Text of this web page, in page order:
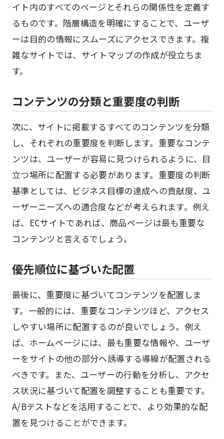
イト内のすべてのページとそれらの関係性を定義す
るものです。階層構造を明確にすることで、ユーザ
ーは目的の情報にスムーズにアクセスできます。複
雑なサイトでは、サイトマップの作成が役立ちま
す。
コンテンツの分類と重要度の判断
次に、サイトに掲載するすべてのコンテンツを分類
し、それぞれの重要度を判断します。重要なコンテ
ンツは、ユーザーが容易に見つけられるように、目
立つ場所に配置する必要があります。重要度の判断
基準としては、ビジネス目標の達成への貢献度、ユ
ーザーニーズへの適合度などが考えられます。例え
ば、ECサイトであれば、商品ページは最も重要な
コンテンツと言えるでしょう。
優先順位に基づいた配置
最後に、重要度に基づいてコンテンツを配置しま
す。一般的には、重要なコンテンツほど、アクセス
しやすい場所に配置するのが良いでしょう。例え
ば、ホームページには、最も重要な情報や、ユーザ
ーをサイトの他の部分へ誘導する導線が配置される
べきです。また、ユーザーの行動を分析し、アクセ
ス状況に基づいて配置を調整することも重要です。
A/Bテストなどを活用することで、より効果的な配
置を見つけることができます。